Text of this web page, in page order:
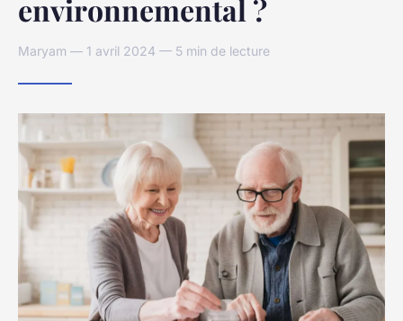
environnemental ?
Maryam — 1 avril 2024 — 5 min de lecture